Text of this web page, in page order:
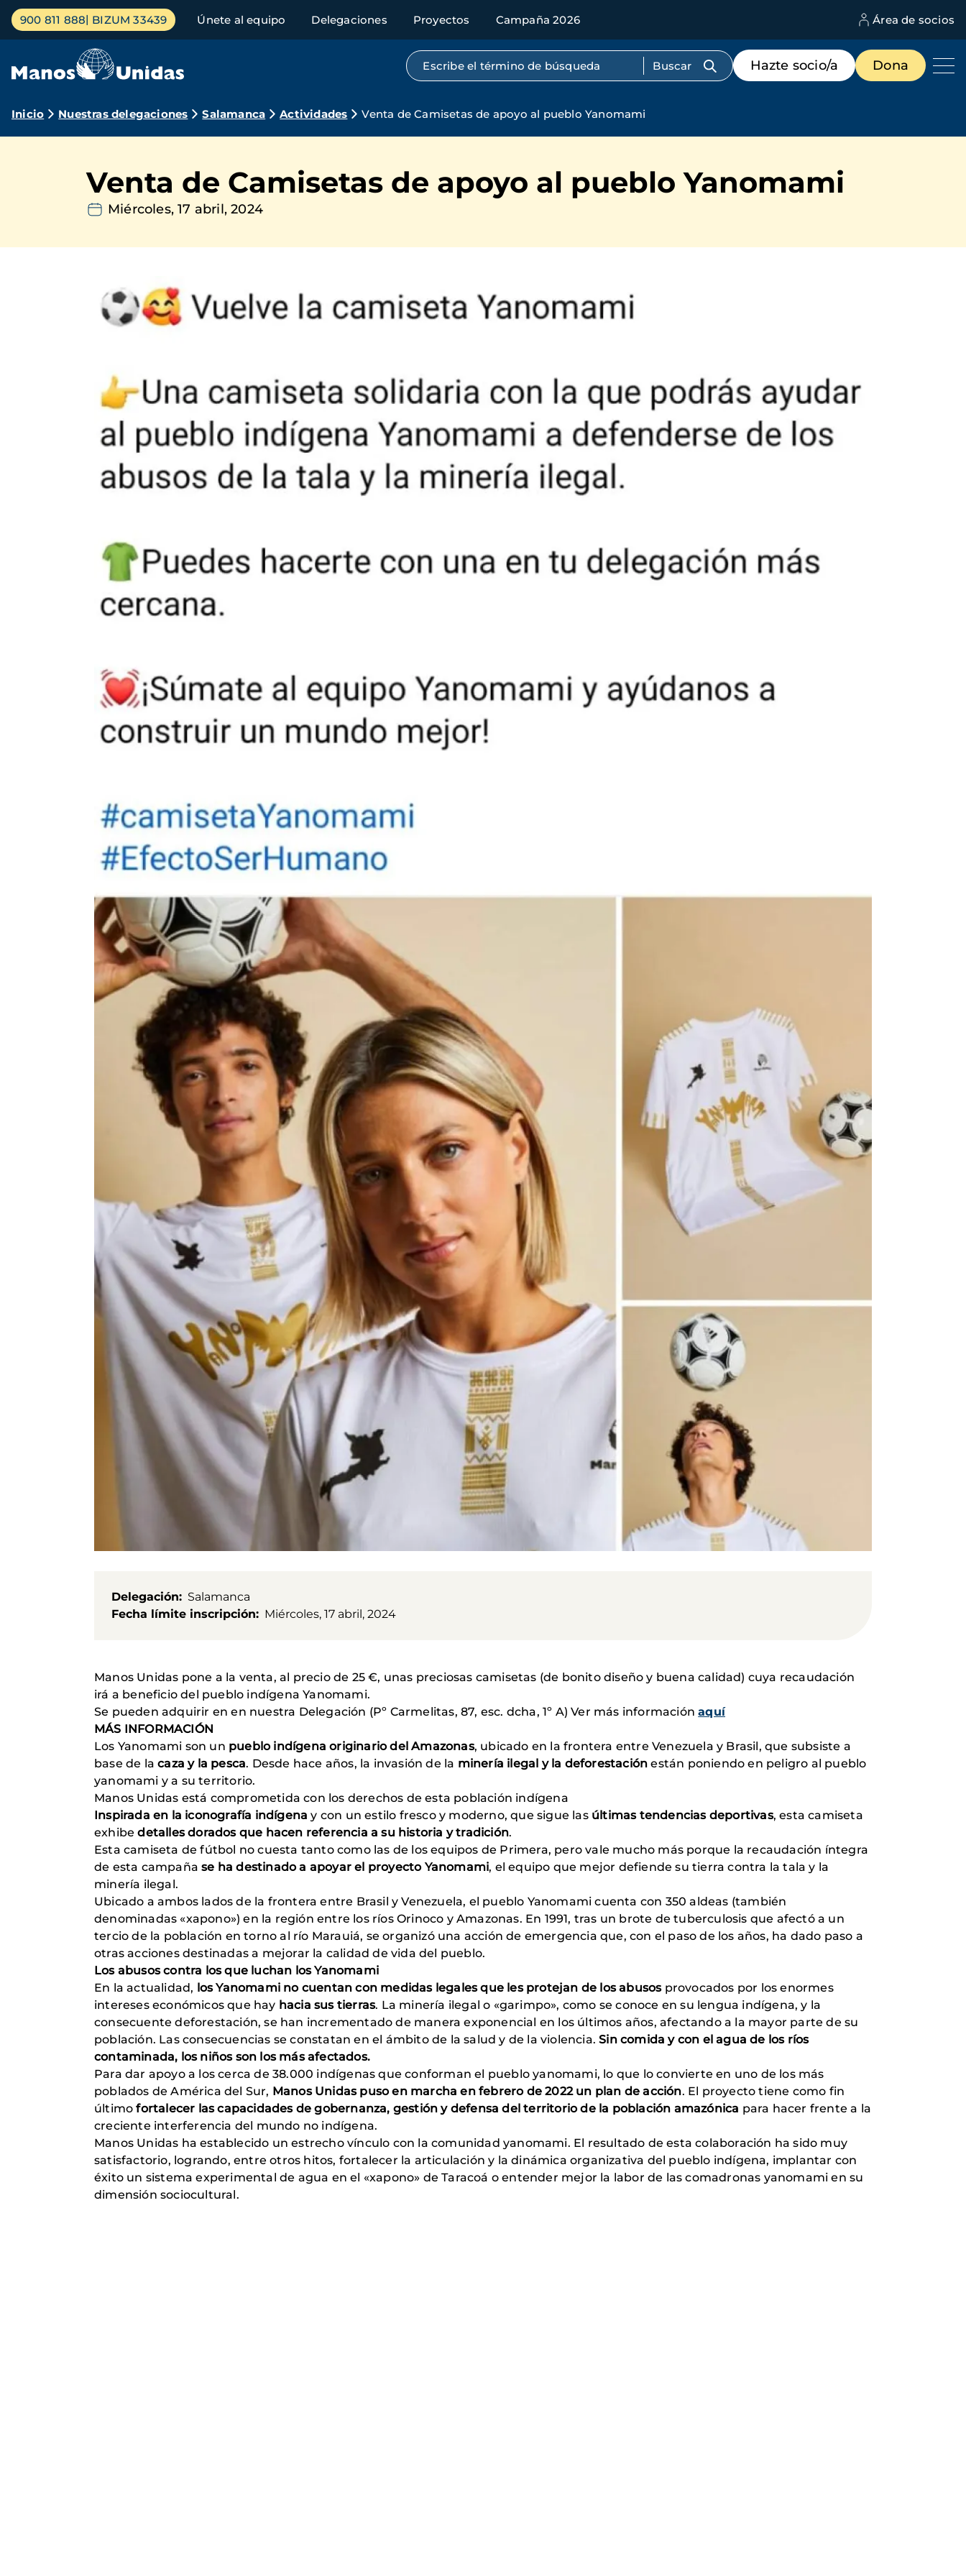
Pasar
contenido
Menú
principal
900 811 888 BIZUM 33439 Únete al equipo Delegaciones Proyectos Campaña 2026 Área de socios
Búsqueda por texto completo
Menú
de
destacados
Hazte socio/a Dona
Ruta
navegación
Inicio Nuestras delegaciones Salamanca Actividades Venta de Camisetas de apoyo al pueblo Yanomami
Venta de Camisetas de apoyo al pueblo Yanomami
Miércoles, 17 abril, 2024
Delegación
Salamanca
Fecha límite inscripción
Miércoles, 17 abril, 2024
Manos Unidas pone a la venta, al precio de 25 €, unas preciosas camisetas (de bonito diseño y buena calidad) cuya recaudación
irá a beneficio del pueblo indígena Yanomami.
Se pueden adquirir en en nuestra Delegación (Pº Carmelitas, 87, esc. dcha, 1º A) Ver más informaciónaquí
MÁS INFORMACIÓN
Los Yanomami son un pueblo indígena originario del Amazonas, ubicado en la frontera entre Venezuela y Brasil, que subsiste a
base de lacaza y la pesca. Desde hace años, la invasión de la minería ilegal y la deforestación están poniendo en peligro al pueblo
yanomami y a su territorio.
Manos Unidas está comprometida con los derechos de esta población indígena
Inspirada en la iconografía indígena y con un estilo fresco y moderno, que sigue las últimas tendencias deportivas, esta camiseta
exhibedetalles dorados que hacen referencia a su historia y tradición.
Esta camiseta de fútbol no cuesta tanto como las de los equipos de Primera, pero vale mucho más porque la recaudación íntegra
de esta campaña se ha destinado a apoyar el proyecto Yanomami, el equipo que mejor defiende su tierra contra la tala y la
minería ilegal.
Ubicado a ambos lados de la frontera entre Brasil y Venezuela, el pueblo Yanomami cuenta con 350 aldeas (también
denominadas «xapono») en la región entre los ríos Orinoco y Amazonas. En 1991, tras un brote de tuberculosis que afectó a un
tercio de la población en torno al río Marauiá, se organizó una acción de emergencia que, con el paso de los años, ha dado paso a
otras acciones destinadas a mejorar la calidad de vida del pueblo.
Los abusos contra los que luchan los Yanomami
En la actualidad, los Yanomami no cuentan con medidas legales que les protejan de los abusos provocados por los enormes
intereses económicos que hay hacia sus tierras. La minería ilegal o «garimpo», como se conoce en su lengua indígena, y la
consecuente deforestación, se han incrementado de manera exponencial en los últimos años, afectando a la mayor parte de su
población. Las consecuencias se constatan en el ámbito de la salud y de la violencia.Sin comida y con el agua de los ríos
contaminada, los niños son los más afectados.
Para dar apoyo a los cerca de 38.000 indígenas que conforman el pueblo yanomami, lo que lo convierte en uno de los más
poblados de América del Sur, Manos Unidas puso en marcha en febrero de 2022 un plan de acción. El proyecto tiene como fin
últimofortalecer las capacidades de gobernanza, gestión y defensa del territorio de la población amazónica para hacer frente a la
creciente interferencia del mundo no indígena.
Manos Unidas ha establecido un estrecho vínculo con la comunidad yanomami. El resultado de esta colaboración ha sido muy
satisfactorio, logrando, entre otros hitos, fortalecer la articulación y la dinámica organizativa del pueblo indígena, implantar con
éxito un sistema experimental de agua en el «xapono» de Taracoá o entender mejor la labor de las comadronas yanomami en su
dimensión sociocultural.